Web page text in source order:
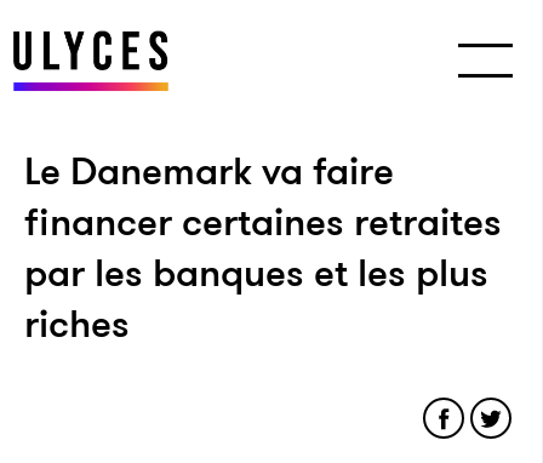
Le Danemark va faire
financer certaines retraites
par les banques et les plus
riches